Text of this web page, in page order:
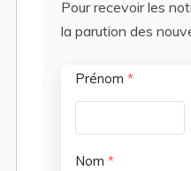
Pour recevoir les
la parution des
Prénom *
Nom *